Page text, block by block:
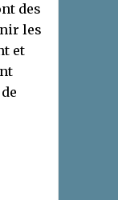
des
les
et